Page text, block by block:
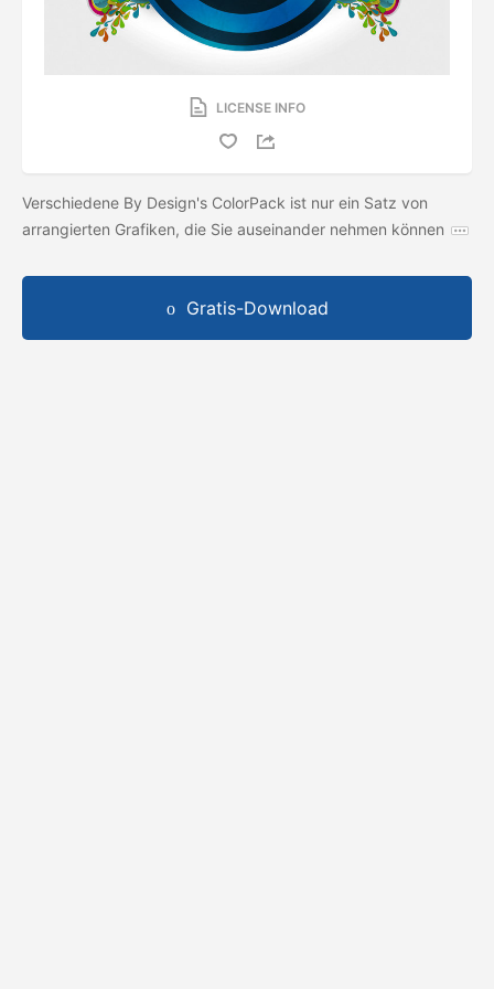
LICENSE INFO
Verschiedene By Design's ColorPack ist nur ein Satz von
arrangierten Grafiken, die Sie auseinander nehmen können
Gratis-Download